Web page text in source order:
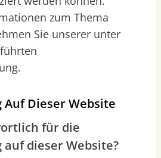
zum Thema
Sie unserer unter
Dieser Website
für die
dieser Website?